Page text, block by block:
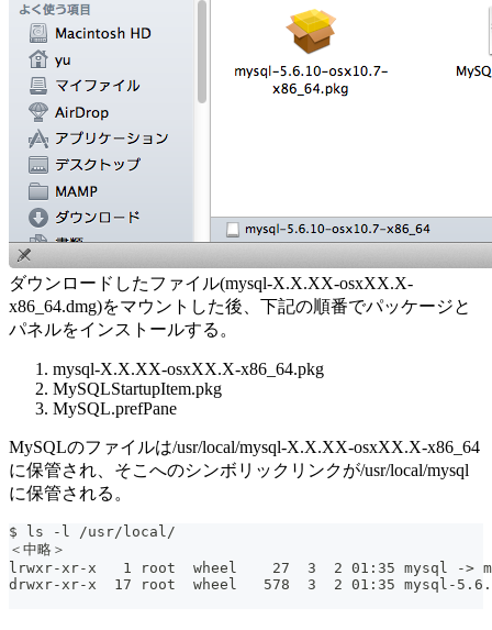
ダウンロードしたファイル(mysql-X.X.XX-osxXX.X-
x86_64.dmg)をマウントした後、下記の順番でパッケージと
パネルをインストールする。
mysql-X.X.XX-osxXX.X-x86_64.pkg
MySQLStartupItem.pkg
MySQL.prefPane
MySQLのファイルは/usr/local/mysql-X.X.XX-osxXX.X-x86_64
に保管され、そこへのシンボリックリンクが/usr/local/mysql
に保管される。
$ ls -l /usr/local/
＜中略＞
lrwxr-xr-x   1 root  wheel    27  3  2 01:35 mysql ->
drwxr-xr-x  17 root  wheel   578  3  2 01:35 mysql-